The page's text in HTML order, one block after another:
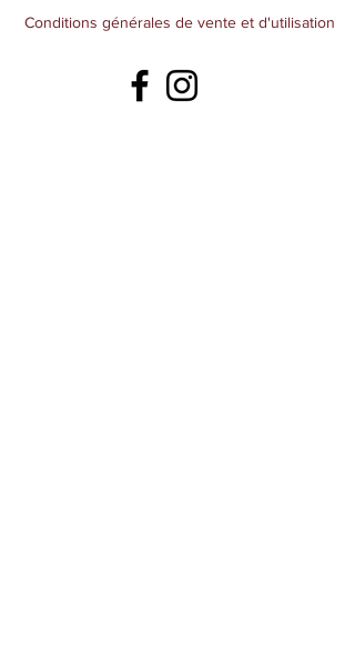
Conditions générales de vente et d'utilisation